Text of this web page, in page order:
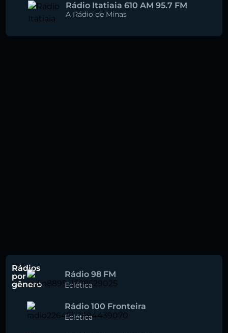
Rádio Itatiaia 610 AM 95.7 FM
A Rádio de Minas
Rádios
por
gênero
Rádio 98 FM
Eclética
Rádio 100 Fronteira
Eclética